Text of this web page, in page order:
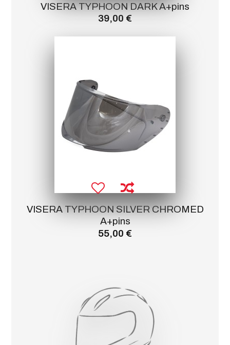
VISERA TYPHOON DARK A+pins
39,00 €
VISERA TYPHOON SILVER CHROMED
A+pins
55,00 €